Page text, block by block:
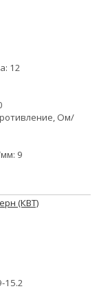
12
Ом/
9
(КВТ)
15.2